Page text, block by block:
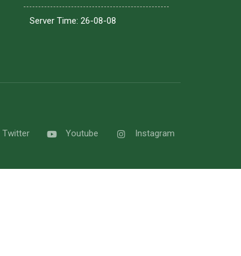
Server Time: 26-08-08
Twitter Youtube Instagram